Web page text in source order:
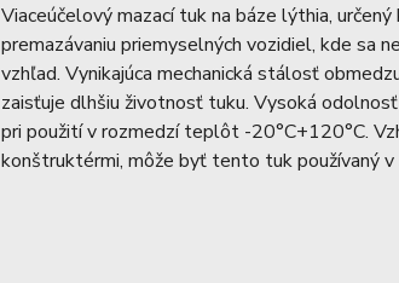
Viaceúčelový mazací tuk na báze lýthia,
premazávaniu priemyselných vozidiel, kde sa
vzhľad. Vynikajúca mechanická stálosť
zaisťuje dlhšiu životnosť tuku. Vysoká
pri použití v rozmedzí teplôt -20°C+120°C.
konštruktérmi, môže byť tento tuk používaný